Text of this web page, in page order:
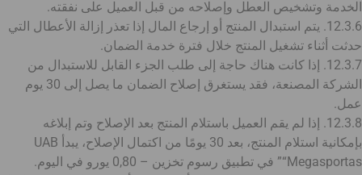
الخدمة وتشخيص العطل وإصلاحه من قبل العميل على نفقته.
12.3.6. يتم استبدال المنتج أو إرجاع المال إذا تعذر إزالة الأعطال التي
حدثت أثناء تشغيل المنتج خلال فترة خدمة الضمان.
12.3.7. إذا كانت هناك حاجة إلى طلب الجزء القابل للاستبدال من
الشركة المصنعة، فقد يستغرق إصلاح الضمان ما يصل إلى 30 يوم
عمل.
12.3.8. إذا لم يقم العميل باستلام المنتج بعد الإصلاح وتم إبلاغه
بإمكانية استلام المنتج، بعد 30 يومًا من اكتمال الإصلاح، يبدأ UAB
“Megasportas” في تطبيق رسوم تخزين – 0,80 يورو في اليوم.